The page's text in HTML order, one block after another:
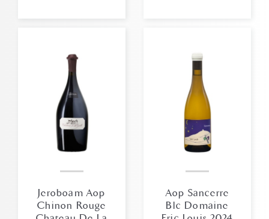
Jeroboam Aop
Chinon Rouge
Aop Sancerre
Blc Domaine